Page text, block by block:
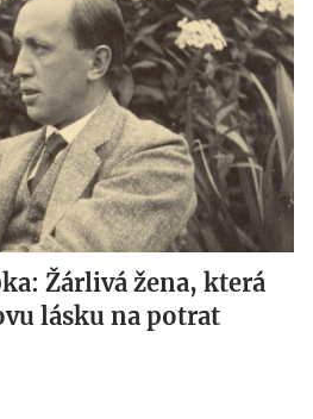
Žárlivá žena, která
lásku na potrat